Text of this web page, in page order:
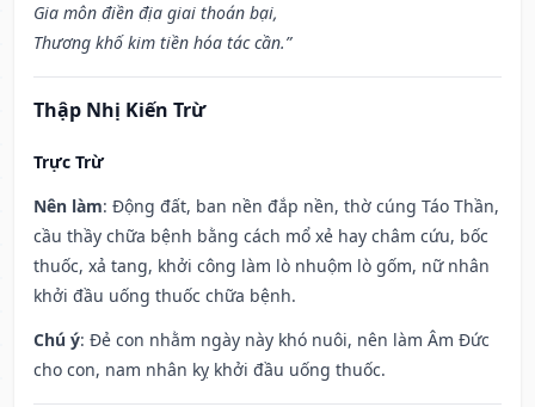
Gia môn điền địa giai thoán bại,
Thương khố kim tiền hóa tác cần.”
Thập Nhị Kiến Trừ
Trực Trừ
Nên làm: Động đất, ban nền đắp nền, thờ cúng Táo Thần,
cầu thầy chữa bệnh bằng cách mổ xẻ hay châm cứu, bốc
thuốc, xả tang, khởi công làm lò nhuộm lò gốm, nữ nhân
khởi đầu uống thuốc chữa bệnh.
Chú ý: Đẻ con nhằm ngày này khó nuôi, nên làm Âm Đức
cho con, nam nhân kỵ khởi đầu uống thuốc.